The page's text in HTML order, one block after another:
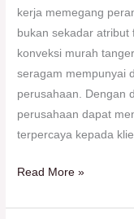
kerja memegang
bukan sekadar atribut
konveksi murah
seragam mempunyai
perusahaan. Dengan
perusahaan dapat
terpercaya kepada
Read More »